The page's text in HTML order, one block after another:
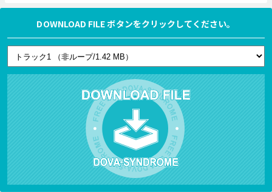
DOWNLOAD FILE ボタンをクリックしてください。